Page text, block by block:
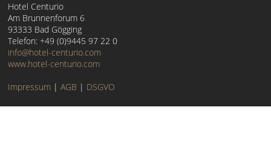
Hotel Centurio
Am Brunnenforum 6
93333 Bad Gögging
Telefon: +49 (0)9445 97 22 0
info@hotel-centurio.com
www.hotel-centurio.com
Impressum | AGB | DSGVO